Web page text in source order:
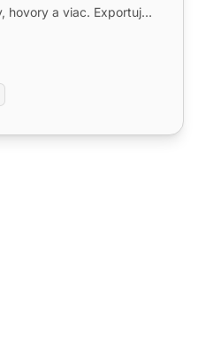
hovory a viac. Exportujte